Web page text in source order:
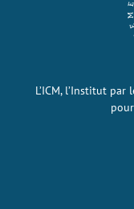
L’ICM, l’Institut